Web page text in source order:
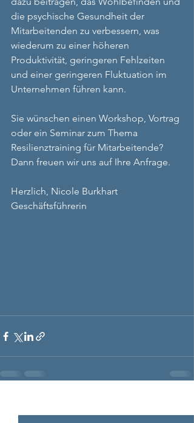
die psychische Gesundheit der
Mitarbeitenden zu verbessern, was
wiederum zu einer höheren
Produktivität, geringeren Fehlzeiten
und einer geringeren Fluktuation im
Unternehmen führen kann.
Sie wünschen einen Workshop, Vortrag
oder ein Seminar zum Thema
Resilienztraining für Mitarbeitende?
Dann freuen wir uns auf Ihre Anfrage.
Herzlich, Nicole Burkhart
Geschäftsführerin